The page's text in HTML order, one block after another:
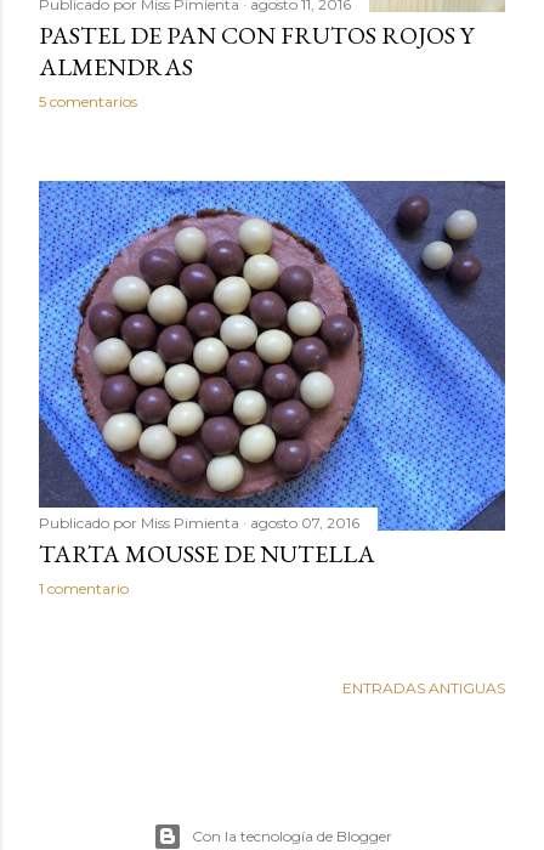
Publicado por Miss Pimienta agosto 11, 2016
PASTEL DE PAN CON FRUTOS ROJOS Y
ALMENDRAS
5 comentarios
Publicado por Miss Pimienta agosto 07, 2016
TARTA MOUSSE DE NUTELLA
1 comentario
ENTRADAS ANTIGUAS
Con la tecnología de Blogger